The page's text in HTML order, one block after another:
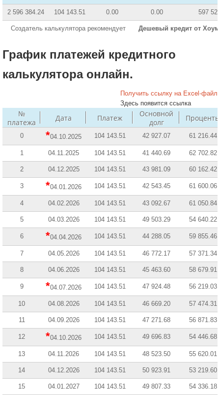
2 596 384.24 104 143.51 0.00 0.00 597
Создатель калькулятора рекомендует Дешевый кредит от Хоум
График платежей кредитного
калькулятора онлайн.
Получить ссылку на Excel-файл
Здесь появится ссылка
№
платежа
Дата Платеж
Основной
долг
Проценты
0 *04.10.2025 104 143.51 42 927.07 61 216.44
1 04.11.2025 104 143.51 41 440.69 62 702.82
2 04.12.2025 104 143.51 43 981.09 60 162.42
3 *04.01.2026 104 143.51 42 543.45 61 600.06
4 04.02.2026 104 143.51 43 092.67 61 050.84
5 04.03.2026 104 143.51 49 503.29 54 640.22
6 *04.04.2026 104 143.51 44 288.05 59 855.46
7 04.05.2026 104 143.51 46 772.17 57 371.34
8 04.06.2026 104 143.51 45 463.60 58 679.91
9 *04.07.2026 104 143.51 47 924.48 56 219.03
10 04.08.2026 104 143.51 46 669.20 57 474.31
11 04.09.2026 104 143.51 47 271.68 56 871.83
12 *04.10.2026 104 143.51 49 696.83 54 446.68
13 04.11.2026 104 143.51 48 523.50 55 620.01
14 04.12.2026 104 143.51 50 923.91 53 219.60
15 04.01.2027 104 143.51 49 807.33 54 336.18